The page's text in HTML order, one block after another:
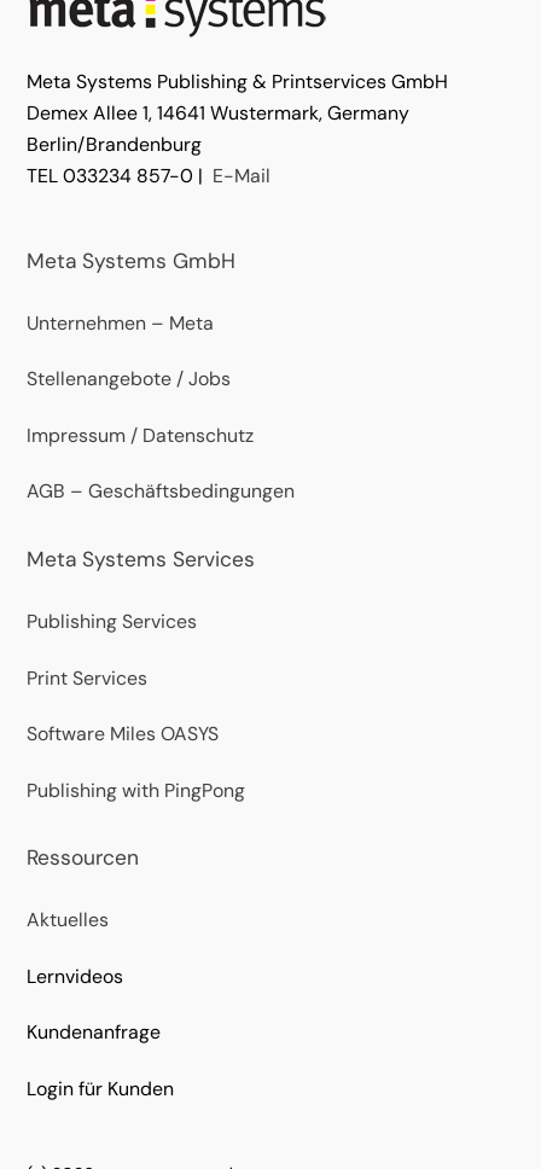
Meta Systems Publishing & Printservices GmbH
Demex Allee 1, 14641 Wustermark, Germany
Berlin/Brandenburg
TEL 033234 857-0 | E-Mail
Meta Systems GmbH
Unternehmen – Meta
Stellenangebote / Jobs
Impressum / Datenschutz
AGB – Geschäftsbedingungen
Meta Systems Services
Publishing Services
Print Services
Software Miles OASYS
Publishing with PingPong
Ressourcen
Aktuelles
Lernvideos
Kundenanfrage
Login für Kunden